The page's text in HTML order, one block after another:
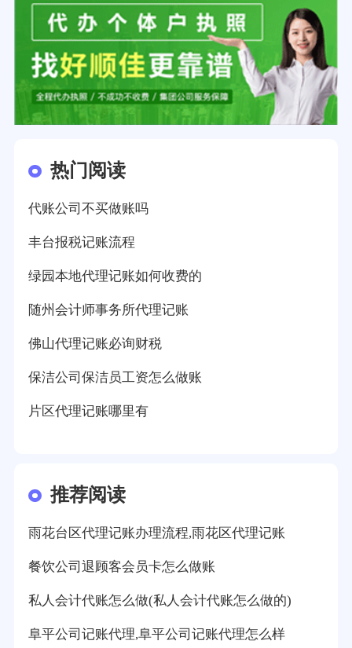
热门阅读
代账公司不买做账吗
丰台报税记账流程
绿园本地代理记账如何收费的
随州会计师事务所代理记账
佛山代理记账必询财税
保洁公司保洁员工资怎么做账
片区代理记账哪里有
推荐阅读
雨花台区代理记账办理流程,雨花区代理记账
餐饮公司退顾客会员卡怎么做账
私人会计代账怎么做(私人会计代账怎么做的)
阜平公司记账代理,阜平公司记账代理怎么样